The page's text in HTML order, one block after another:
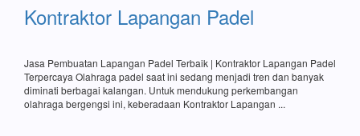
Kontraktor Lapangan Padel
Jasa Pembuatan Lapangan Padel Terbaik | Kontraktor Lapangan Padel
Terpercaya Olahraga padel saat ini sedang menjadi tren dan banyak
diminati berbagai kalangan. Untuk mendukung perkembangan
olahraga bergengsi ini, keberadaan Kontraktor Lapangan ...